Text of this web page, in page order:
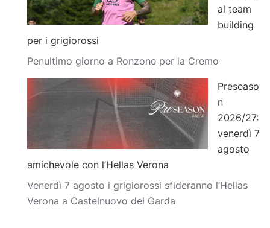
al team
building
per i grigiorossi
Penultimo giorno a Ronzone per la Cremo
Preseaso
n
2026/27:
venerdì 7
agosto
amichevole con l’Hellas Verona
Venerdì 7 agosto i grigiorossi sfideranno l’Hellas
Verona a Castelnuovo del Garda